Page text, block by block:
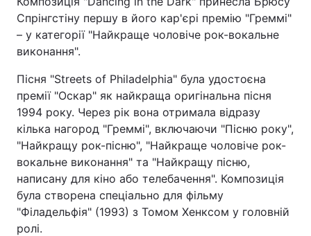
Спрінгстіну першу в його кар'єрі премію "Греммі"
– у категорії "Найкраще чоловіче рок-вокальне
виконання".
Пісня "Streets of Philadelphia" була удостоєна
премії "Оскар" як найкраща оригінальна пісня
1994 року. Через рік вона отримала відразу
кілька нагород "Греммі", включаючи "Пісню року",
"Найкращу рок-пісню", "Найкраще чоловіче рок-
вокальне виконання" та "Найкращу пісню,
написану для кіно або телебачення". Композиція
була створена спеціально для фільму
"Філадельфія" (1993) з Томом Хенксом у головній
ролі.